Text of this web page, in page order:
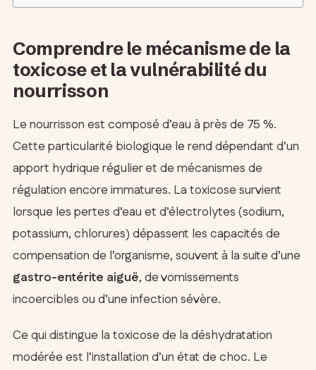
Comprendre le mécanisme de la
toxicose et la vulnérabilité du
nourrisson
Le nourrisson est composé d’eau à près de 75 %.
Cette particularité biologique le rend dépendant d’un
apport hydrique régulier et de mécanismes de
régulation encore immatures. La toxicose survient
lorsque les pertes d’eau et d’électrolytes (sodium,
potassium, chlorures) dépassent les capacités de
compensation de l’organisme, souvent à la suite d’une
gastro-entérite aiguë, de vomissements
incoercibles ou d’une infection sévère.
Ce qui distingue la toxicose de la déshydratation
modérée est l’installation d’un état de choc. Le